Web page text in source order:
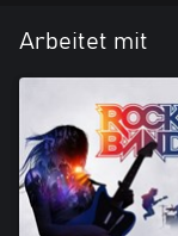
Arbeitet mit